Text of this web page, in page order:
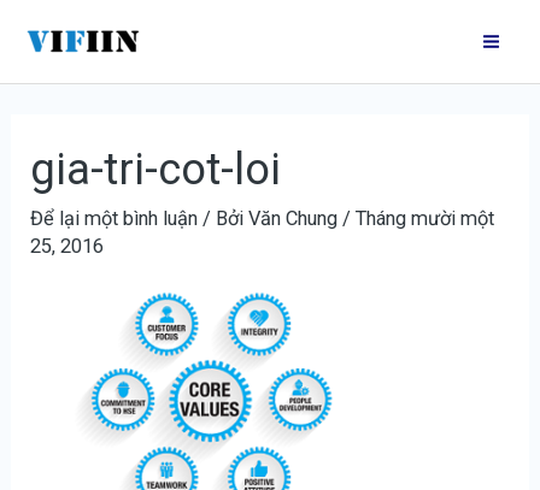
nội
gia-tri-cot-loi
Để lại một bình luận / BởiVăn Chung /Tháng mười một
25, 2016
hướng
bài